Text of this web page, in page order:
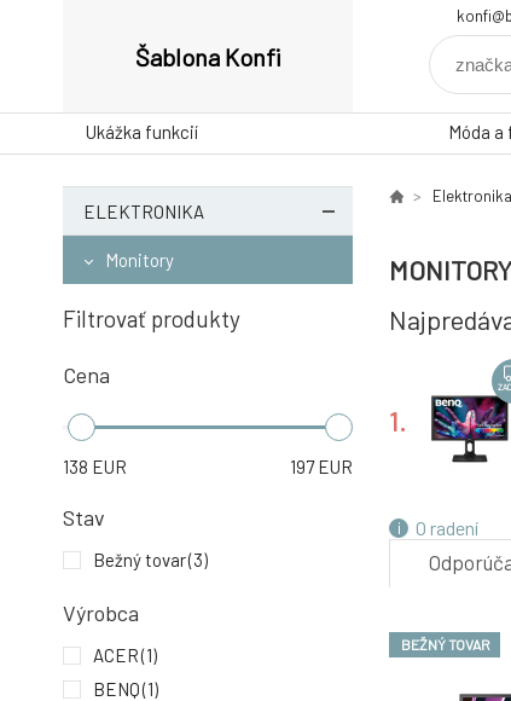
Šablona Konfi
Ukážka funkcií Móda a
ELEKTRONIKA
Monitory
Filtrovať produkty
Cena
138 EUR 197EUR
Stav
Bežný tovar(3)
Výrobca
ACER(1)
BENQ(1)
Elektronika
MONITORY
1.
O radení
BEŽNÝ TOVAR